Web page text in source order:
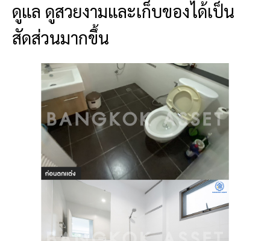
ดูแล ดูสวยงามและเก็บของได้เป็น
สัดส่วนมากขึ้น